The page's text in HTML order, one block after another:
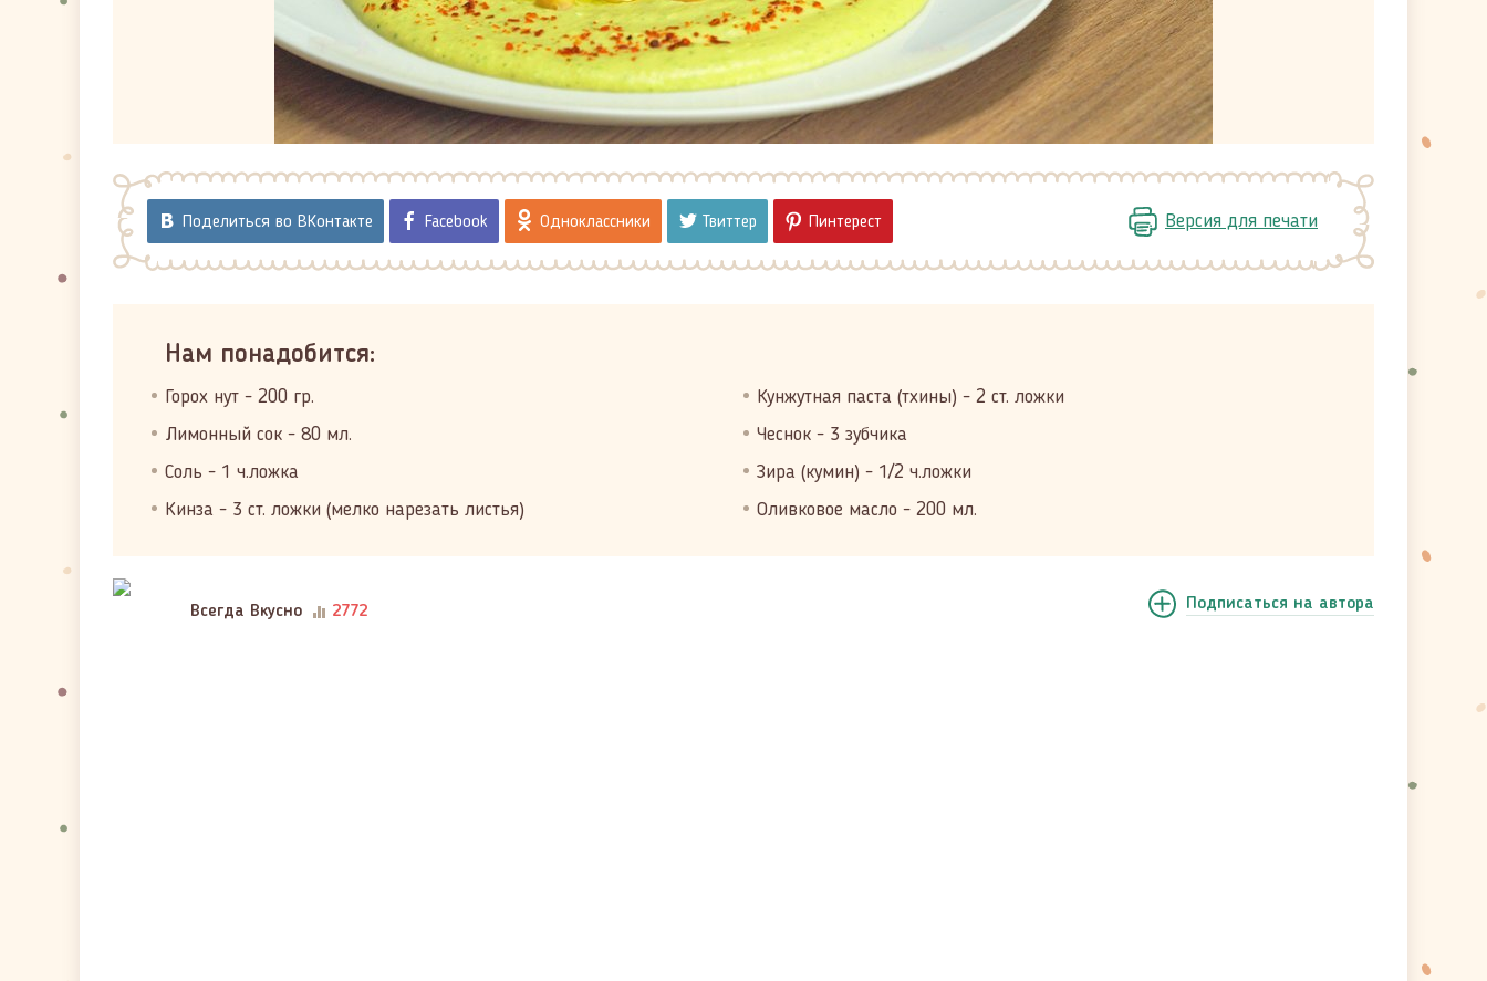
Поделиться во ВКонтакте Facebook Одноклассники Твиттер Пинтерест Версия для печати
Нам понадобится:
Горох нут - 200 гр.
Кунжутная паста (тхины) - 2 ст. ложки
Лимонный сок - 80 мл.
Чеснок - 3 зубчика
Соль - 1 ч.ложка
Зира (кумин) - 1/2 ч.ложки
Кинза - 3 ст. ложки (мелко нарезать листья)
Оливковое масло - 200 мл.
Всегда Вкусно 2772 Подписаться на автора